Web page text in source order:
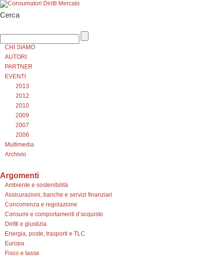
Cerca
CHI SIAMO
AUTORI
PARTNER
EVENTI
2013
2012
2010
2009
2007
2006
Multimedia
Archivio
Argomenti
Ambiente e sostenibilità
Assicurazioni, banche e servizi finanziari
Concorrenza e regolazione
Consumi e comportamenti d’acquisto
Diritti e giustizia
Energia, poste, trasporti e TLC
Europa
Fisco e tasse